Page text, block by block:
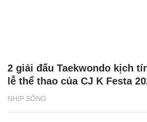
NHỊP SỐNG
2 giải đấu Taekwondo kịch
lễ thể thao của CJ K Festa